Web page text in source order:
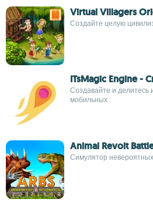
Virtual Villagers
Создайте целую
ITsMagic Engine -
Создавайте и делитесь
мобильных
Animal Revolt
Симулятор